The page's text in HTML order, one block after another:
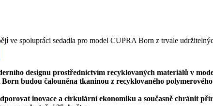
designu prostřednictvím recyklovaných materiálů v
budou čalouněna tkaninou z recyklovaného
inovace a cirkulární ekonomiku a současně chránit